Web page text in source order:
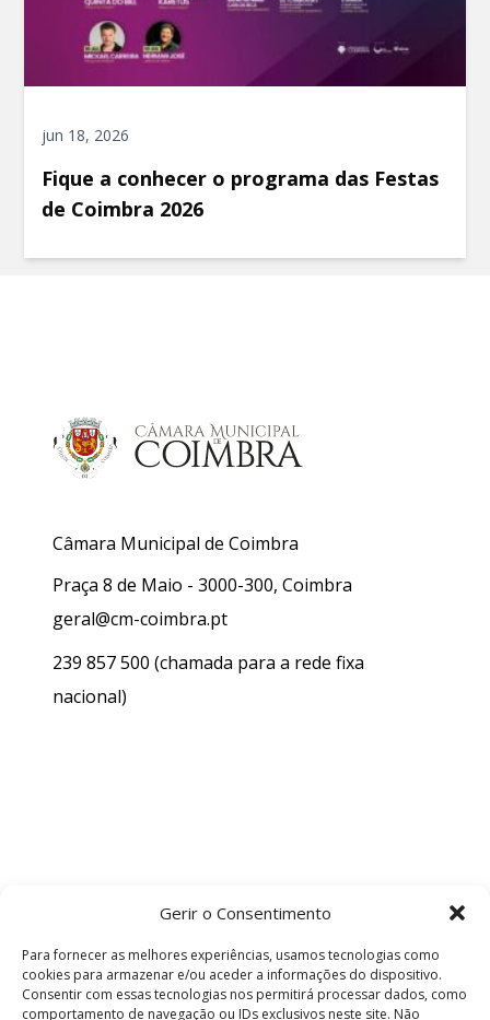
Gerir o Consentimento
Para fornecer as melhores experiências, usamos tecnologias como
cookies para armazenar e/ou aceder a informações do dispositivo.
Consentir com essas tecnologias nos permitirá processar dados, como
comportamento de navegação ou IDs exclusivos neste site. Não
jun 18, 2026
Fique a conhecer o programa das Festas
de Coimbra 2026
Câmara Municipal de Coimbra
Praça 8 de Maio - 3000-300, Coimbra
geral@cm-coimbra.pt
239 857 500 (chamada para a rede fixa
nacional)